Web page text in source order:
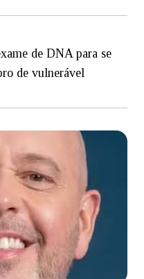
de DNA para se
de vulnerável